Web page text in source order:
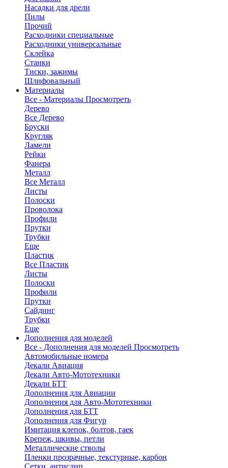
Насадки для дрели
Пилы
Прочий
Расходники специальные
Расходники универсальные
Склейка
Станки
Тиски, зажимы
Шлифовальный
Материалы
Все - Материалы Просмотреть
Дерево
Все Дерево
Бруски
Кругляк
Ламели
Рейки
Фанера
Металл
Все Металл
Листы
Полоски
Проволока
Профили
Прутки
Трубки
Еще
Пластик
Все Пластик
Листы
Полоски
Профили
Прутки
Сайдинг
Трубки
Еще
Дополнения для моделей
Все - Дополнения для моделей Просмотреть
Автомобильные номера
Декали Авиация
Декали Авто-Мототехники
Декали БТТ
Дополнения для Авиации
Дополнения для Авто-Мототехники
Дополнения для БТТ
Дополнения для Фигур
Имитация клепок, болтов, гаек
Крепеж, шкивы, петли
Металлические стволы
Пленки прозрачные, текстурные, карбон
Сетки, антислип